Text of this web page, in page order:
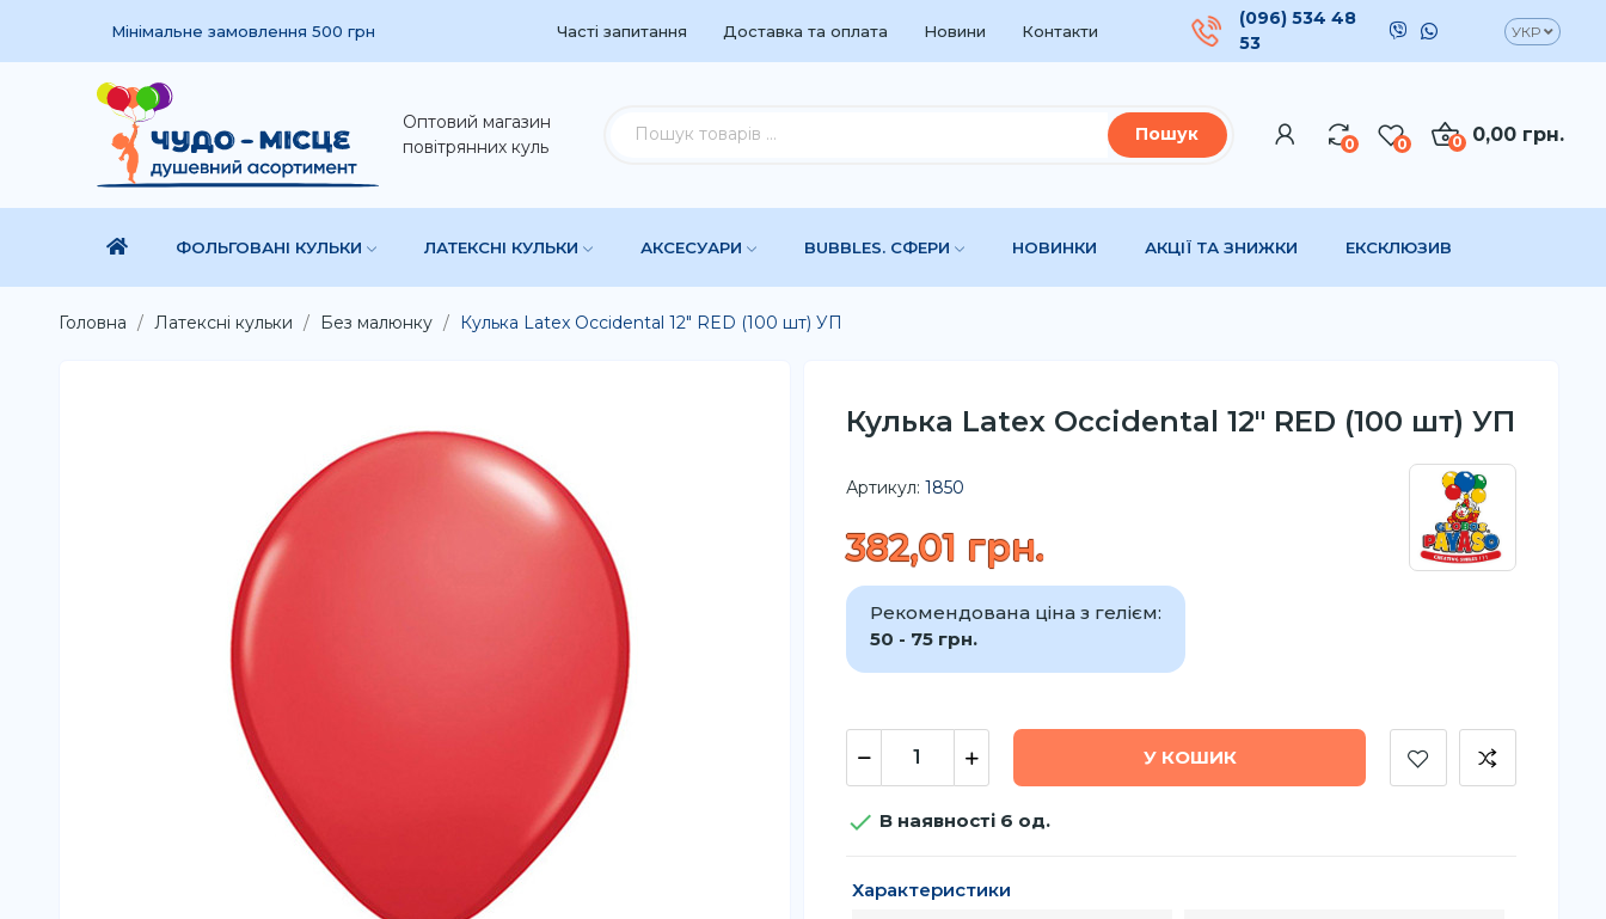
Мінімальне замовлення 500 грн Часті запитання Доставка та оплата Новини Контакти
(096) 534 48
53
УКР
Оптовий магазин
повітрянних куль
Пошук 0 0 0,00 грн.
0
ФОЛЬГОВАНІ КУЛЬКИ ЛАТЕКСНІ КУЛЬКИ АКСЕСУАРИ BUBBLES. СФЕРИ НОВИНКИ АКЦІЇ ТА ЗНИЖКИ ЕКСКЛЮЗИВ
Головна Латексні кульки Без малюнку Кулька Latex Occidental 12" RED (100 шт) УП
Кулька Latex Occidental 12" RED (100 шт) УП
Артикул: 1850
382,01 грн.
Рекомендована ціна з гелієм:
50 - 75 грн.
У КОШИК
 В наявності 6 од.
Характеристики